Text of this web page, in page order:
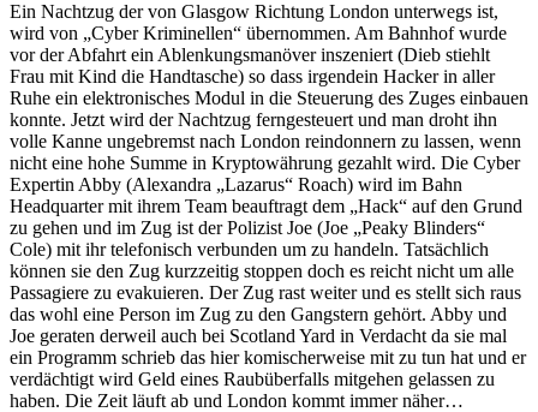
Ein Nachtzug der von Glasgow Richtung London unterwegs ist,
wird von „Cyber Kriminellen“ übernommen. Am Bahnhof wurde
vor der Abfahrt ein Ablenkungsmanöver inszeniert (Dieb stiehlt
Frau mit Kind die Handtasche) so dass irgendein Hacker in aller
Ruhe ein elektronisches Modul in die Steuerung des Zuges einbauen
konnte. Jetzt wird der Nachtzug ferngesteuert und man droht ihn
volle Kanne ungebremst nach London reindonnern zu lassen, wenn
nicht eine hohe Summe in Kryptowährung gezahlt wird. Die Cyber
Expertin Abby (Alexandra „Lazarus“ Roach) wird im Bahn
Headquarter mit ihrem Team beauftragt dem „Hack“ auf den Grund
zu gehen und im Zug ist der Polizist Joe (Joe „Peaky Blinders“
Cole) mit ihr telefonisch verbunden um zu handeln. Tatsächlich
können sie den Zug kurzzeitig stoppen doch es reicht nicht um alle
Passagiere zu evakuieren. Der Zug rast weiter und es stellt sich raus
das wohl eine Person im Zug zu den Gangstern gehört. Abby und
Joe geraten derweil auch bei Scotland Yard in Verdacht da sie mal
ein Programm schrieb das hier komischerweise mit zu tun hat und er
verdächtigt wird Geld eines Raubüberfalls mitgehen gelassen zu
haben. Die Zeit läuft ab und London kommt immer näher…